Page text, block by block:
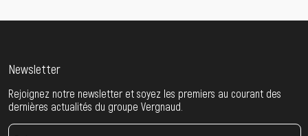
Newsletter
Rejoignez notre newsletter et soyez les premiers au courant des
dernières actualités du groupe Vergnaud.